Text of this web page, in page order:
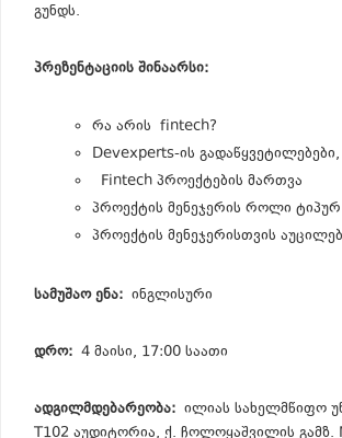
გუნდს.
პრეზენტაციის შინაარსი:
რა არის fintech?
Devexperts-ის
Fintech პროექტების მართვა
პროექტის მენეჯერის როლი
პროექტის მენეჯერისთვის
სამუშაო ენა: ინგლისური
დრო: 4 მაისი, 17:00 საათი
ადგილმდებარეობა: ილიას სახელმწიფო
T102 აუდიტორია, ქ. ჩოლოყაშვილის გამზ.